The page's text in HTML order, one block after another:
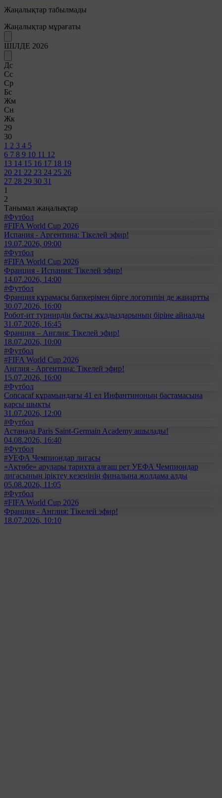
Жаңалықтар табылмады
Жаңалықтар мұрағаты
ШІЛДЕ 2026
Дс
Сс
Ср
Бс
Жм
Сн
Жк
29
30
1 2 3 4 5
6 7 8 9 10 11 12
13 14 15 16 17 18 19
20 21 22 23 24 25 26
27 28 29 30 31
1
2
Танымал жаңалықтар
#Футбол
#FIFA World Cup 2026
Испания - Аргентина: Тікелей эфир!
19.07.2026, 09:00
#Футбол
#FIFA World Cup 2026
Франция - Испания: Тікелей эфир!
14.07.2026, 14:00
#Футбол
Франция құрамасы бапкерімен бірге логотипін де жаңартты
30.07.2026, 16:00
Робот-ит турнирдің басты жұлдыздарының біріне айналды
31.07.2026, 16:45
Франция – Англия: Тікелей эфир!
18.07.2026, 10:00
#Футбол
#FIFA World Cup 2026
Англия - Аргентина: Тікелей эфир!
15.07.2026, 16:00
#Футбол
Concacaf құрамындағы 41 ел Инфантиноның бастамасына
қарсы шықты
31.07.2026, 12:00
#Футбол
Астанада Paris Saint-Germain Academy ашылады!
04.08.2026, 16:40
#Футбол
#УЕФА Чемпиондар лигасы
«Ақтөбе» арулары тарихта алғаш рет УЕФА Чемпиондар
лигасының іріктеу кезеңінің финалына жолдама алды
05.08.2026, 11:05
#Футбол
#FIFA World Cup 2026
Франция - Англия: Тікелей эфир!
18.07.2026, 10:10